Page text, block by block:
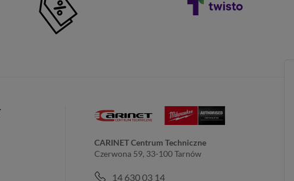
CARINET Centrum Techniczne
Czerwona 59, 33-100 Tarnów
14 630 03 14